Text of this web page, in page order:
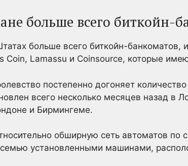
больше всего биткойн-
больше всего биткойн-банкоматов,
Coin, Lamassu и Coinsource, которые
постепенно догоняет
всего несколько месяцев назад в
и Бирмингеме.
обширную сеть автоматов по
установленными машинами,